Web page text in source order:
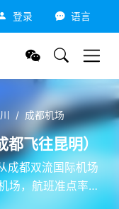
登录 语言
成都机场
飞往昆明）
成都双流国际机场
场，航班准点率